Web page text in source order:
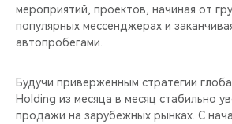
мероприятий, проектов, начиная от
популярных мессенджерах и
автопробегами.
Будучи приверженным стратегии
Holding из месяца в месяц стабильно
продажи на зарубежных рынках. С